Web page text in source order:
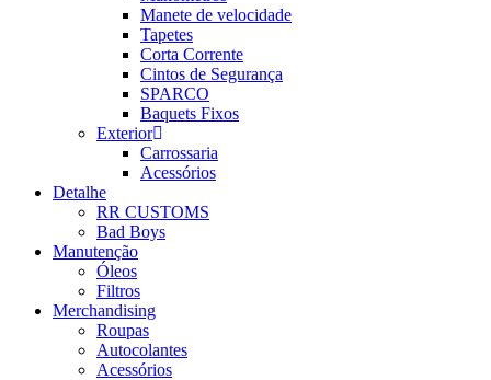
Manete de velocidade
Tapetes
Corta Corrente
Cintos de Segurança
SPARCO
Baquets Fixos
Exterior
Carrossaria
Acessórios
Detalhe
RR CUSTOMS
Bad Boys
Manutenção
Óleos
Filtros
Merchandising
Roupas
Autocolantes
Acessórios